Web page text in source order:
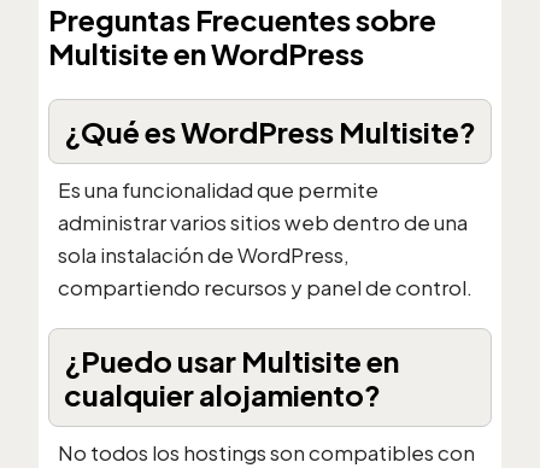
Preguntas Frecuentes sobre
Multisite en WordPress
¿Qué es WordPress Multisite?
Es una funcionalidad que permite
administrar varios sitios web dentro de una
sola instalación de WordPress,
compartiendo recursos y panel de control.
¿Puedo usar Multisite en
cualquier alojamiento?
No todos los hostings son compatibles con